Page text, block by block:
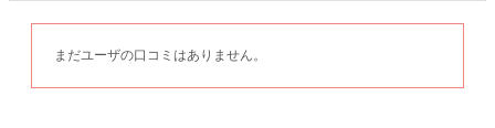
まだユーザの口コミはありません。